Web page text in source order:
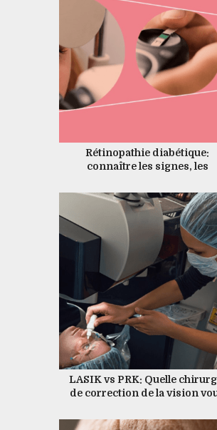
Rétinopathie diabétique:
connaître les signes, les
LASIK vs PRK: Quelle
de correction de la vision